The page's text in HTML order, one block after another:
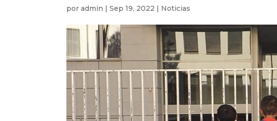
poradmin |Sep 19, 2022 | Noticias